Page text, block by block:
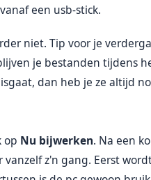
een usb-stick.
niet. Tip voor je
je bestanden tijdens
dan heb je ze altijd
op Nu bijwerken. Na een
z'n gang. Eerst